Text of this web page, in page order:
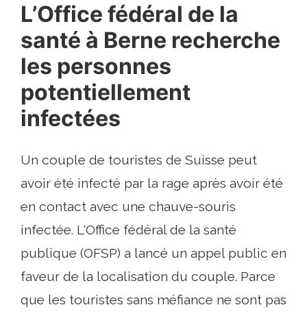
L’Office fédéral de la
santé à Berne recherche
les personnes
potentiellement
infectées
Un couple de touristes de Suisse peut
avoir été infecté par la rage après avoir été
en contact avec une chauve-souris
infectée. L'Office fédéral de la santé
publique (OFSP) a lancé un appel public en
faveur de la localisation du couple. Parce
que les touristes sans méfiance ne sont pas